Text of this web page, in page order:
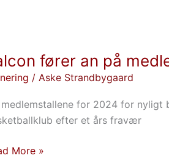
fører an på
/ Aske Strandbygaard
medlemstallene for 2024 for
efter et års fravær
More »